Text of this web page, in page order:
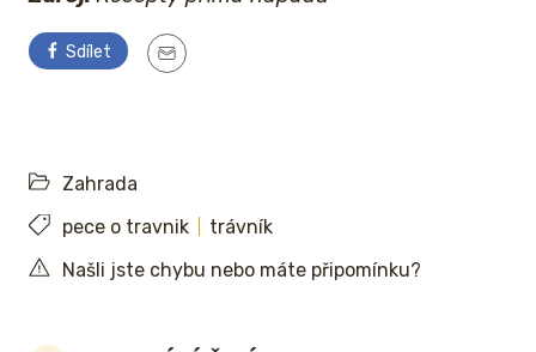
Sdílet
Zahrada
pece o travnik
trávník
Našli jste chybu nebo máte připomínku?